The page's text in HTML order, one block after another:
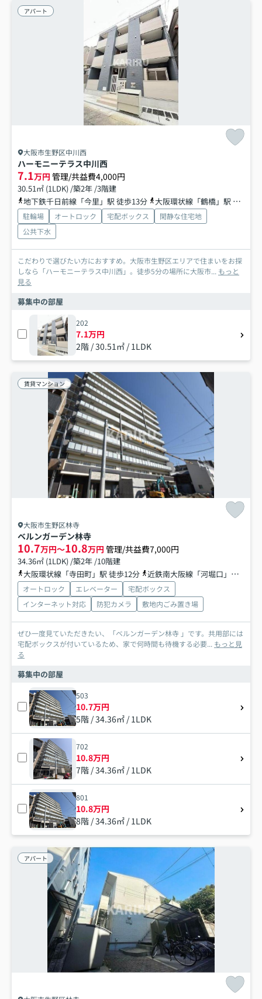
アパート
大阪市生野区中川西
ハーモニーテラス中川西
7.1万円 管理/共益費4,000円
30.51㎡ (1LDK) /築2年 /3階建
地下鉄千日前線「今里」駅 徒歩13分
大阪環状線「鶴橋」駅 徒歩13分
駐輪場 オートロック 宅配ボックス
閑静な住宅地
公共下水
こだわりで選びたい方におすすめ。大阪市生野区エリアで住まいをお探
しなら「ハーモニーテラス中川西」。徒歩5分の場所に大阪市... もっと
見る
募集中の部屋
202
7.1万円
2階 / 30.51㎡ / 1LDK
賃貸マンション
大阪市生野区林寺
ベルンガーデン林寺
10.7万円～10.8万円 管理/共益費7,000円
34.36㎡ (1LDK) /築2年 /10階建
大阪環状線「寺田町」駅 徒歩12分
近鉄南大阪線「河堀口」駅 徒歩17分
オートロック エレベーター
宅配ボックス
インターネット対応
防犯カメラ 敷地内ごみ置き場
ぜひ一度見ていただきたい、「ベルンガーデン林寺 」です。共用部には
宅配ボックスが付いているため、家で何時間も待機する必要... もっと見
る
募集中の部屋
503
10.7万円
5階 / 34.36㎡ / 1LDK
702
10.8万円
7階 / 34.36㎡ / 1LDK
801
10.8万円
8階 / 34.36㎡ / 1LDK
アパート